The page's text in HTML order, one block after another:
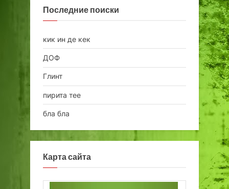
Последние поиски
кик ин де кек
ДОФ
Глинт
пирита тее
бла бла
Карта сайта